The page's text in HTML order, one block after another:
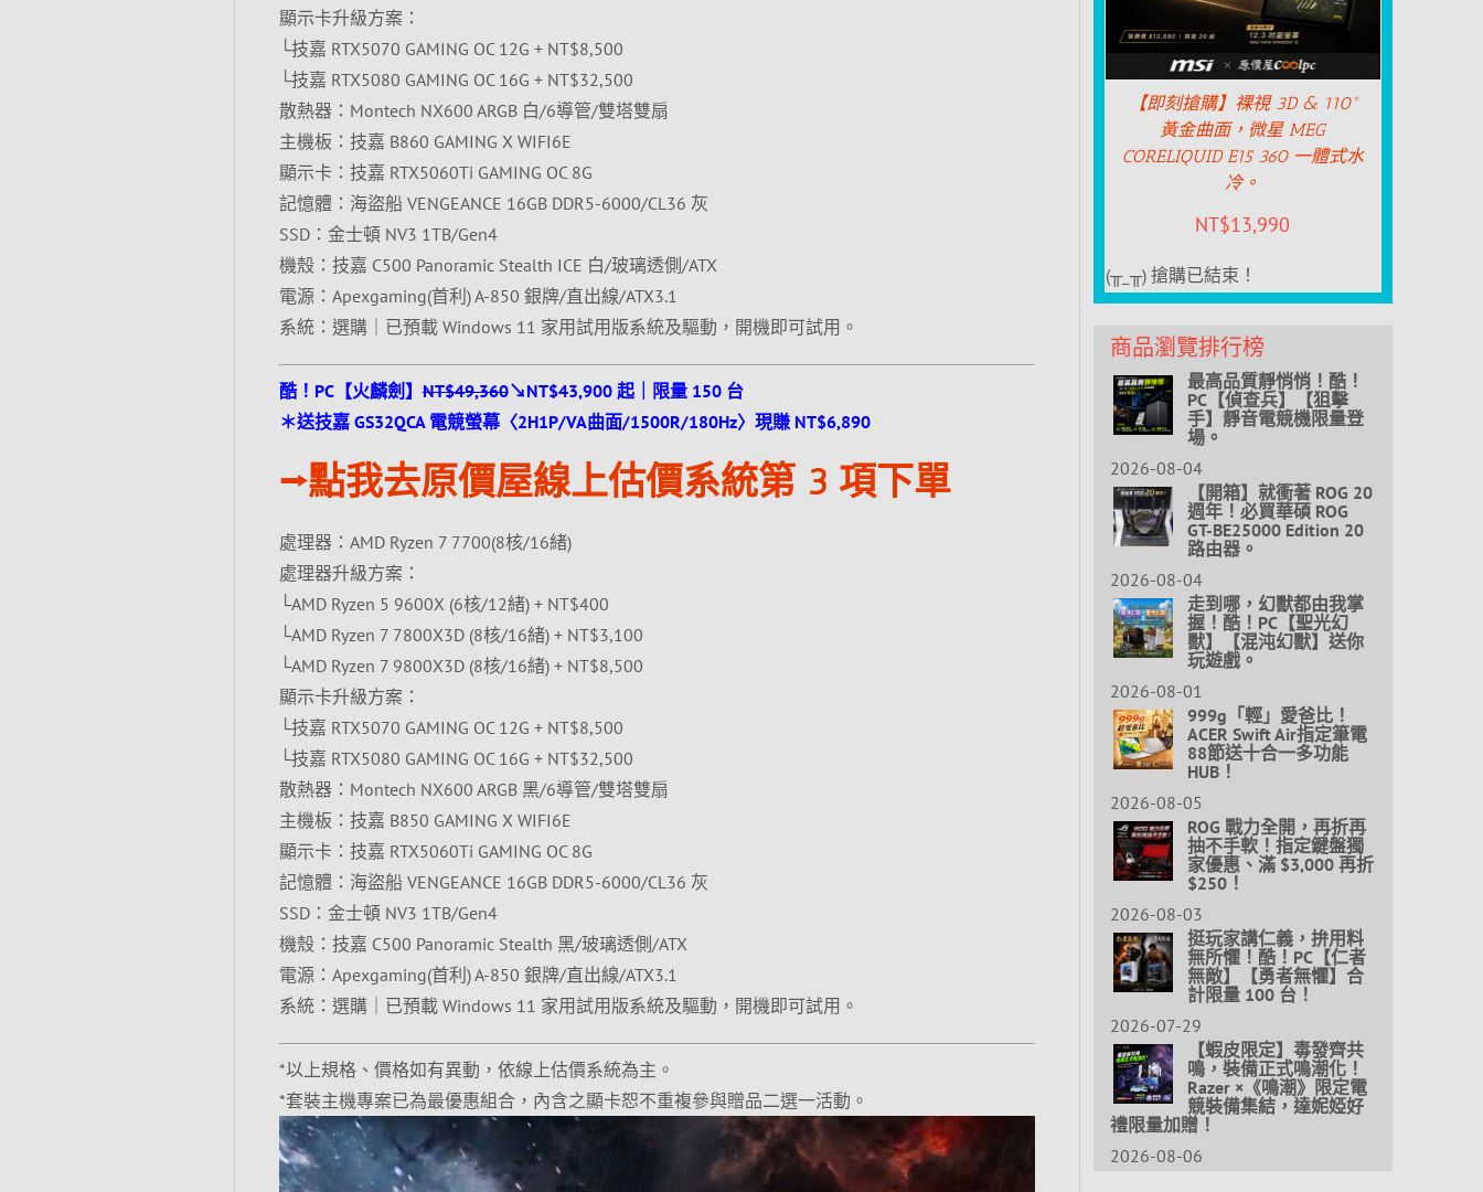
顯示卡升級方案：
└技嘉 RTX5070 GAMING OC 12G + NT$8,500
└技嘉 RTX5080 GAMING OC 16G + NT$32,500
散熱器：Montech NX600 ARGB 白/6導管/雙塔雙扇
主機板：技嘉 B860 GAMING X WIFI6E
顯示卡：技嘉 RTX5060Ti GAMING OC 8G
記憶體：海盜船 VENGEANCE 16GB DDR5-6000/CL36 灰
SSD：金士頓 NV3 1TB/Gen4
機殼：技嘉 C500 Panoramic Stealth ICE 白/玻璃透側/ATX
電源：Apexgaming(首利) A-850 銀牌/直出線/ATX3.1
系統：選購｜已預載 Windows 11 家用試用版系統及驅動，開機即可試用。
酷！PC【火麟劍】NT$49,360↘NT$43,900 起｜限量 150 台
＊送技嘉 GS32QCA 電競螢幕〈2H1P/VA曲面/1500R/180Hz〉現賺 NT$6,890
⭢點我去原價屋線上估價系統第 3 項下單
處理器：AMD Ryzen 7 7700(8核/16緒)
處理器升級方案：
└AMD Ryzen 5 9600X (6核/12緒) + NT$400
└AMD Ryzen 7 7800X3D (8核/16緒) + NT$3,100
└AMD Ryzen 7 9800X3D (8核/16緒) + NT$8,500
顯示卡升級方案：
└技嘉 RTX5070 GAMING OC 12G + NT$8,500
└技嘉 RTX5080 GAMING OC 16G + NT$32,500
散熱器：Montech NX600 ARGB 黑/6導管/雙塔雙扇
主機板：技嘉 B850 GAMING X WIFI6E
顯示卡：技嘉 RTX5060Ti GAMING OC 8G
記憶體：海盜船 VENGEANCE 16GB DDR5-6000/CL36 灰
SSD：金士頓 NV3 1TB/Gen4
機殼：技嘉 C500 Panoramic Stealth 黑/玻璃透側/ATX
電源：Apexgaming(首利) A-850 銀牌/直出線/ATX3.1
系統：選購｜已預載 Windows 11 家用試用版系統及驅動，開機即可試用。
*以上規格、價格如有異動，依線上估價系統為主。
*套裝主機專案已為最優惠組合，內含之顯卡恕不重複參與贈品二選一活動。
【即刻搶購】裸視 3D & 110°
黃金曲面，微星 MEG
CORELIQUID E15 360 一體式水
冷。
NT$13,990
(╥_╥) 搶購已結束！
商品瀏覽排行榜
最高品質靜悄悄！酷！
PC【偵查兵】【狙擊
手】靜音電競機限量登
場。
2026-08-04
【開箱】就衝著 ROG 20
週年！必買華碩 ROG
GT-BE25000 Edition 20
路由器。
2026-08-04
走到哪，幻獸都由我掌
握！酷！PC【聖光幻
獸】【混沌幻獸】送你
玩遊戲。
2026-08-01
999g「輕」愛爸比！
ACER Swift Air指定筆電
88節送十合一多功能
HUB！
2026-08-05
ROG 戰力全開，再折再
抽不手軟！指定鍵盤獨
家優惠、滿 $3,000 再折
$250！
2026-08-03
挺玩家講仁義，拚用料
無所懼！酷！PC【仁者
無敵】【勇者無懼】合
計限量 100 台！
2026-07-29
【蝦皮限定】毒發齊共
鳴，裝備正式鳴潮化！
Razer ×《鳴潮》限定電
競裝備集結，達妮婭好
禮限量加贈！
2026-08-06